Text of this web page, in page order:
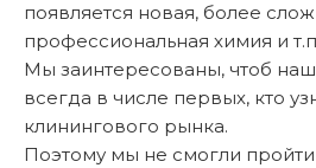
появляется новая, более
профессиональная химия и
Мы заинтересованы, чтоб
всегда в числе первых, кто
клинингового рынка.
Поэтому мы не смогли